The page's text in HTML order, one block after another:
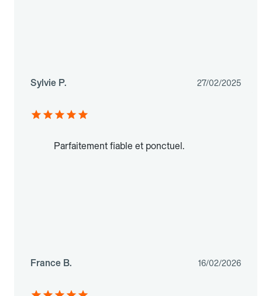
Sylvie P. 27/02/2025
Parfaitement fiable et ponctuel.
France B. 16/02/2026